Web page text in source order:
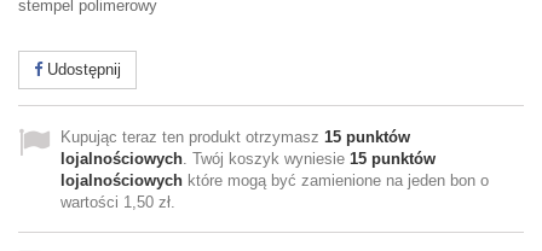
stempel polimerowy
Udostępnij
Kupując teraz ten produkt otrzymasz 15 punktów
lojalnościowych. Twój koszyk wyniesie 15 punktów
lojalnościowych które mogą być zamienione na jeden bon o
wartości 1,50 zł.